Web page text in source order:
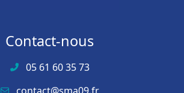
Contact-nous
05 61 60 35 73